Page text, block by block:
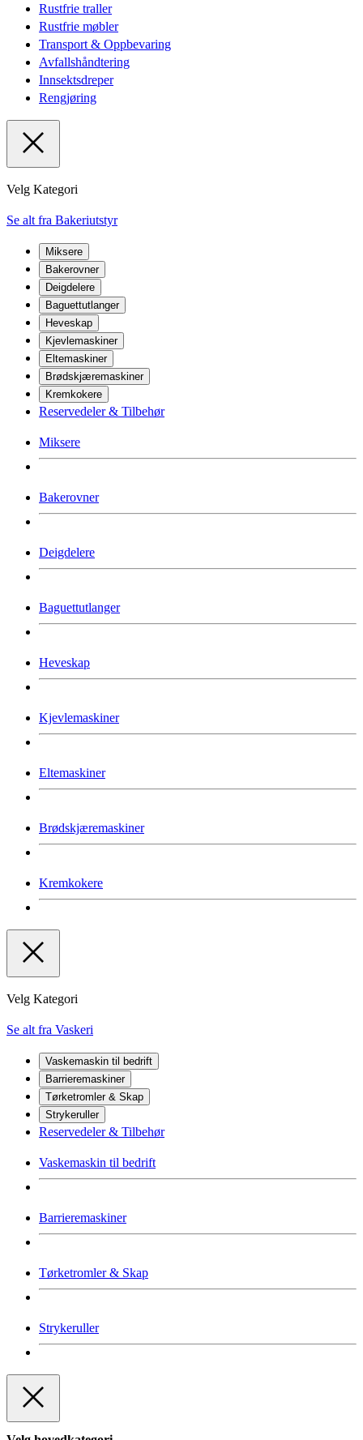
Rustfrie traller
Rustfrie møbler
Transport & Oppbevaring
Avfallshåndtering
Innsektsdreper
Rengjøring
Velg Kategori
Se alt fra Bakeriutstyr
Miksere
Bakerovner
Deigdelere
Baguettutlanger
Heveskap
Kjevlemaskiner
Eltemaskiner
Brødskjæremaskiner
Kremkokere
Reservedeler & Tilbehør
Miksere
Bakerovner
Deigdelere
Baguettutlanger
Heveskap
Kjevlemaskiner
Eltemaskiner
Brødskjæremaskiner
Kremkokere
Velg Kategori
Se alt fra Vaskeri
Vaskemaskin til bedrift
Barrieremaskiner
Tørketromler & Skap
Strykeruller
Reservedeler & Tilbehør
Vaskemaskin til bedrift
Barrieremaskiner
Tørketromler & Skap
Strykeruller